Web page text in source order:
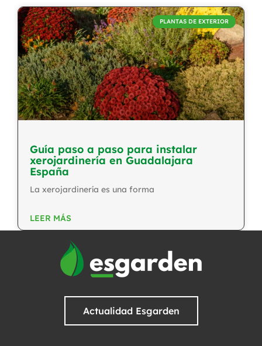
PLANTAS DE EXTERIOR
Guía paso a paso para instalar
xerojardinería en Guadalajara
España
La xerojardinería es una forma
LEER MÁS
Actualidad Esgarden